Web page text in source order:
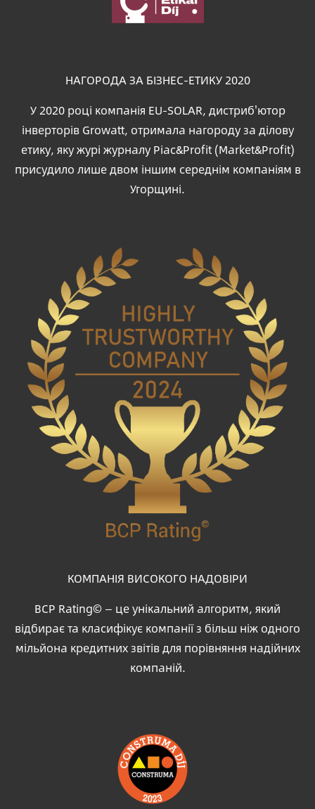
НАГОРОДА ЗА БІЗНЕС-ЕТИКУ 2020
У 2020 році компанія EU-SOLAR, дистриб'ютор
інверторів Growatt, отримала нагороду за ділову
етику, яку журі журналу Piac&Profit (Market&Profit)
присудило лише двом іншим середнім компаніям в
Угорщині.
КОМПАНІЯ ВИСОКОГО НАДОВІРИ
BCP Rating© — це унікальний алгоритм, який
відбирає та класифікує компанії з більш ніж одного
мільйона кредитних звітів для порівняння надійних
компаній.
Зображення